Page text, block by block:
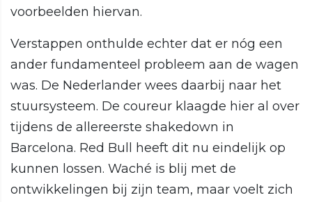
voorbeelden hiervan.
Verstappen onthulde echter dat er nóg een
ander fundamenteel probleem aan de wagen
was. De Nederlander wees daarbij naar het
stuursysteem. De coureur klaagde hier al over
tijdens de allereerste shakedown in
Barcelona. Red Bull heeft dit nu eindelijk op
kunnen lossen. Waché is blij met de
ontwikkelingen bij zijn team, maar voelt zich